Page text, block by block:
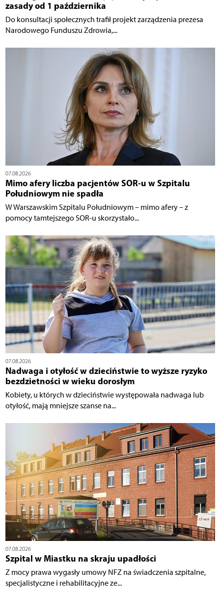
zasady od 1 października
Do konsultacji społecznych trafił projekt zarządzenia prezesa
Narodowego Funduszu Zdrowia,...
07.08.2026
Mimo afery liczba pacjentów SOR-u w Szpitalu
Południowym nie spadła
W Warszawskim Szpitalu Południowym – mimo afery – z
pomocy tamtejszego SOR-u skorzystało...
07.08.2026
Nadwaga i otyłość w dzieciństwie to wyższe ryzyko
bezdzietności w wieku dorosłym
Kobiety, u których w dzieciństwie występowała nadwaga lub
otyłość, mają mniejsze szanse na...
07.08.2026
Szpital w Miastku na skraju upadłości
Z mocy prawa wygasły umowy NFZ na świadczenia szpitalne,
specjalistyczne i rehabilitacyjne ze...